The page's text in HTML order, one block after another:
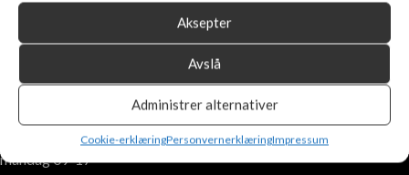
Aksepter
Avslå
Administrer alternativer
Cookie-erklæringPersonvernerklæringImpressum
post@peiskongen.no
Åpningstider:
mandag 09-17